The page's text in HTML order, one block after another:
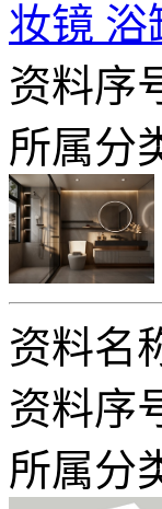
妆镜 浴
资料序
所属分
资料名
资料序
所属分